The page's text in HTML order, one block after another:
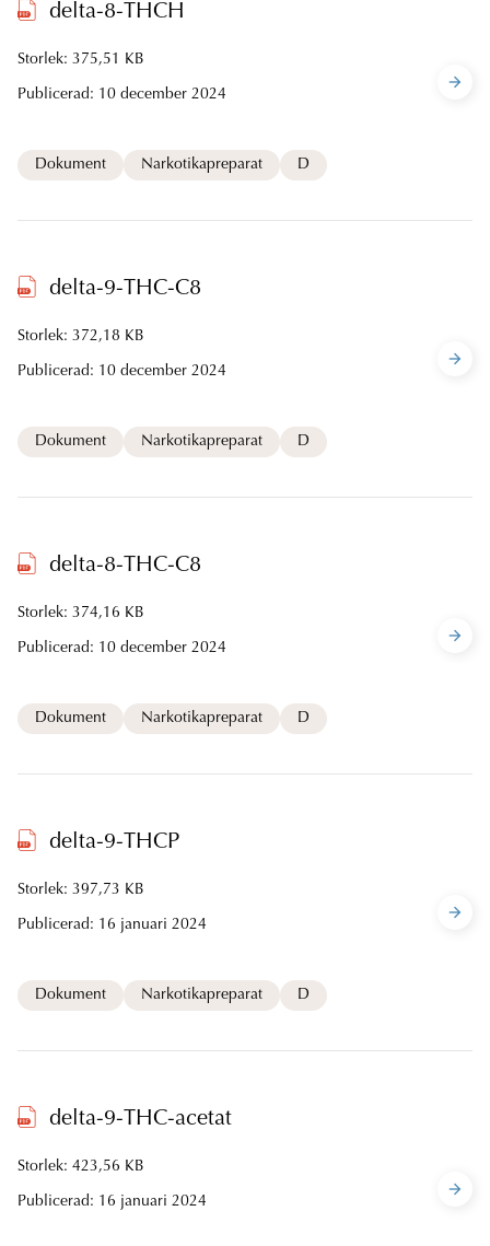
delta-8-THCH
Storlek: 375,51 KB
Publicerad: 10 december 2024
Dokument Narkotikapreparat D
delta-9-THC-C8
Storlek: 372,18 KB
Publicerad: 10 december 2024
Dokument Narkotikapreparat D
delta-8-THC-C8
Storlek: 374,16 KB
Publicerad: 10 december 2024
Dokument Narkotikapreparat D
delta-9-THCP
Storlek: 397,73 KB
Publicerad: 16 januari 2024
Dokument Narkotikapreparat D
delta-9-THC-acetat
Storlek: 423,56 KB
Publicerad: 16 januari 2024